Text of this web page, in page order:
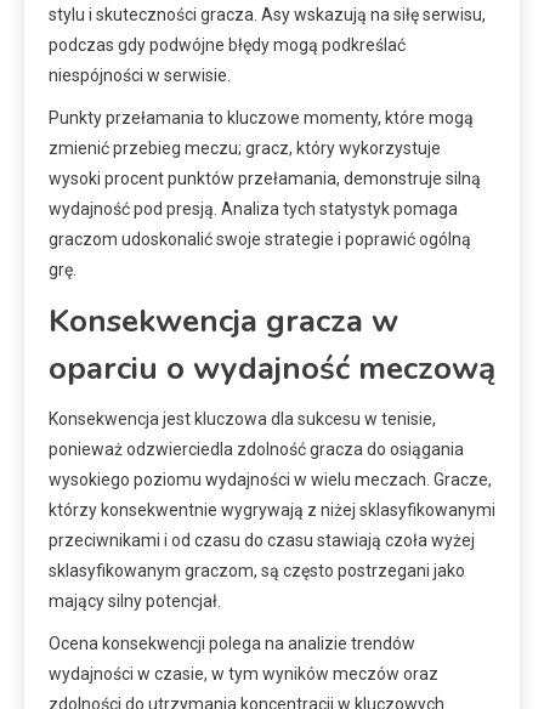
stylu i skuteczności gracza. Asy wskazują na siłę serwisu,
podczas gdy podwójne błędy mogą podkreślać
niespójności w serwisie.
Punkty przełamania to kluczowe momenty, które mogą
zmienić przebieg meczu; gracz, który wykorzystuje
wysoki procent punktów przełamania, demonstruje silną
wydajność pod presją. Analiza tych statystyk pomaga
graczom udoskonalić swoje strategie i poprawić ogólną
grę.
Konsekwencja gracza w
oparciu o wydajność meczową
Konsekwencja jest kluczowa dla sukcesu w tenisie,
ponieważ odzwierciedla zdolność gracza do osiągania
wysokiego poziomu wydajności w wielu meczach. Gracze,
którzy konsekwentnie wygrywają z niżej sklasyfikowanymi
przeciwnikami i od czasu do czasu stawiają czoła wyżej
sklasyfikowanym graczom, są często postrzegani jako
mający silny potencjał.
Ocena konsekwencji polega na analizie trendów
wydajności w czasie, w tym wyników meczów oraz
zdolności do utrzymania koncentracji w kluczowych